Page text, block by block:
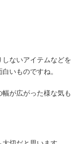
ないアイテムなどを
いものですね。
が広がった様な気も